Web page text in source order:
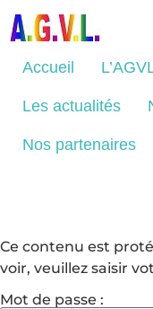
Accueil
Les actualités
Nos partenaires
Ce contenu est
voir, veuillez saisir
Mot de passe :